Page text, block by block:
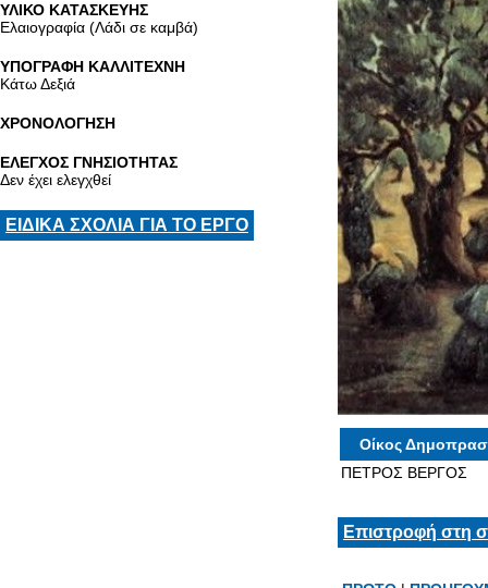
ΥΛΙΚΟ ΚΑΤΑΣΚΕΥΗΣ
Ελαιογραφία (Λάδι σε καμβά)
ΥΠΟΓΡΑΦΗ ΚΑΛΛΙΤΕΧΝΗ
Κάτω Δεξιά
ΧΡΟΝΟΛΟΓΗΣΗ
ΕΛΕΓΧΟΣ ΓΝΗΣΙΟΤΗΤΑΣ
Δεν έχει ελεγχθεί
ΕΙΔΙΚΑ ΣΧΟΛΙΑ ΓΙΑ ΤΟ ΕΡΓΟ
Οίκος
ΠΕΤΡΟΣ ΒΕΡΓΟΣ
Επιστροφή στη